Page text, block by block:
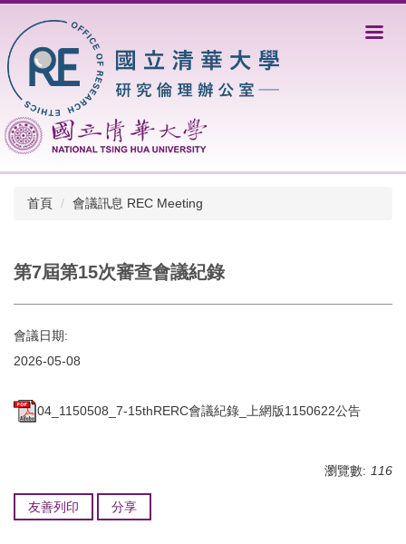
到
主
要
內
區
首頁 會議訊息 REC Meeting
第7屆第15次審查會議紀錄
會議日期:
2026-05-08
04_1150508_7-15thRERC會議紀錄_上網版1150622公告
瀏覽數: 116
友善列印 分享